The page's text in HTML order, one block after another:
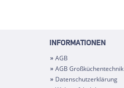
INFORMATIONEN
AGB
AGB Großküchentechnik
Datenschutzerklärung